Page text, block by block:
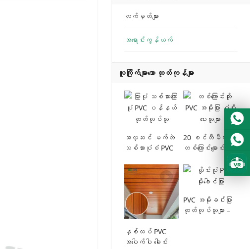
လက်မှတ်များ
အရောင်းကွန်ယက်
လူကြိုက်များသော ထုတ်ကုန်များ
အလှဆင် မက်တဲ
သစ်သားပုံစံ PVC
အကျယ် ၂၀ စင်
တီမီတာ၊ အထူ ၈
မီလီမီတာ၊ B2B
ဆောက်လုပ်ရေး
ပစ္စည်းများ
အတွက်
20 စင်တီမီတာ
တစ်ကြောင်းချောင်း
PVC အပေါ်ခေါင်မိုး
ပြား၊ 8
မီလီမီတာ၊ မက်
ထည်ဖြင့်၊ ရေချိုး
ခန်းနှင့်
နှစ်ထပ် PVC
အပေါက်ပါ ခေါင်း
PVC အမိုးခင်းပြား
ထုတ်လုပ်သူများ –
Turkish
Italian
German
French